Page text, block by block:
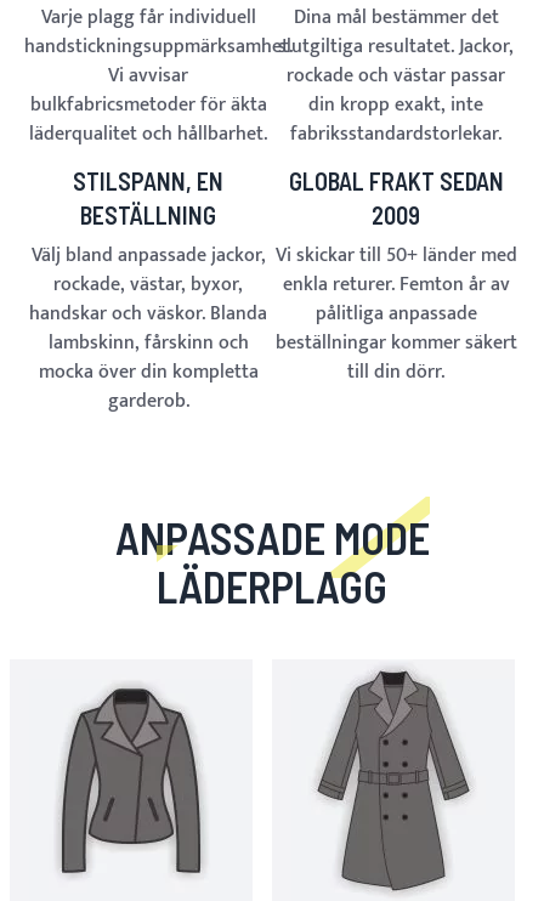
Varje plagg får individuell
handstickningsuppmärksamhet.
Vi avvisar
bulkfabricsmetoder för äkta
läderqualitet och hållbarhet.
Dina mål bestämmer det
slutgiltiga resultatet. Jackor,
rockade och västar passar
din kropp exakt, inte
fabriksstandardstorlekar.
STILSPANN, EN
BESTÄLLNING
Välj bland anpassade jackor,
rockade, västar, byxor,
handskar och väskor. Blanda
lambskinn, fårskinn och
mocka över din kompletta
garderob.
GLOBAL FRAKT SEDAN
2009
Vi skickar till 50+ länder med
enkla returer. Femton år av
pålitliga anpassade
beställningar kommer säkert
till din dörr.
ANPASSADE MODE
LÄDERPLAGG